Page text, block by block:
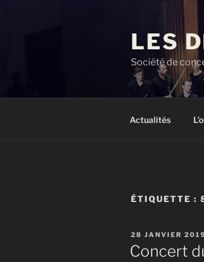
LES
Société de
Actualités
ÉTIQUETTE :
PUBLIÉ
LE
28 JANVIER
Concert